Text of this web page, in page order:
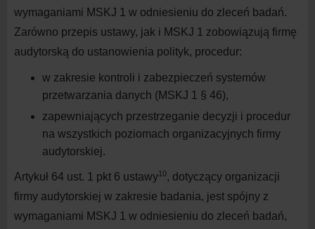
wymaganiami MSKJ 1 w odniesieniu do zleceń badań.
Zarówno przepis ustawy, jak i MSKJ 1 zobowiązują firmę
audytorską do ustanowienia polityk, procedur:
w zakresie kontroli i zabezpieczeń systemów
przetwarzania danych (MSKJ 1 § 46),
zapewniających przestrzeganie decyzji i procedur
na wszystkich poziomach organizacyjnych firmy
audytorskiej.
Artykuł 64 ust. 1 pkt 6 ustawy10, dotyczący organizacji
firmy audytorskiej w zakresie badania, jest spójny z
wymaganiami MSKJ 1 w odniesieniu do zleceń badań,